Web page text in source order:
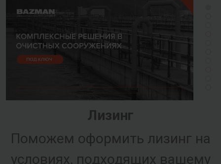
Лизинг
Поможем оформить лизинг на
условиях, подходящих вашему